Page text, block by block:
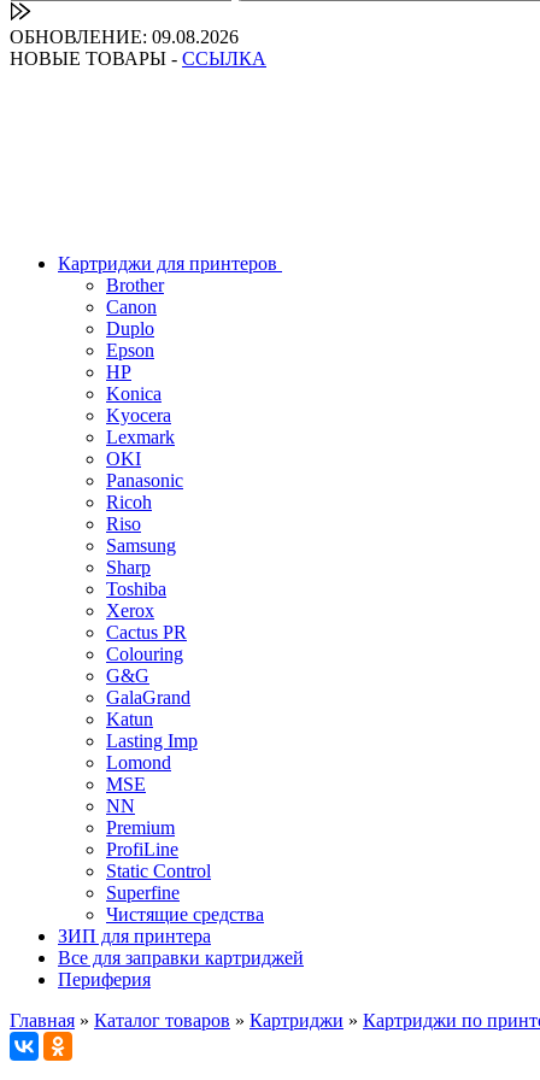
ОБНОВЛЕНИЕ: 09.08.2026
НОВЫЕ ТОВАРЫ - ССЫЛКА
Картриджи для принтеров
Brother
Canon
Duplo
Epson
HP
Konica
Kyocera
Lexmark
OKI
Panasonic
Ricoh
Riso
Samsung
Sharp
Toshiba
Xerox
Cactus PR
Colouring
G&G
GalaGrand
Katun
Lasting Imp
Lomond
MSE
NN
Premium
ProfiLine
Static Control
Superfine
Чистящие средства
ЗИП для принтера
Все для заправки картриджей
Периферия
Главная » Каталог товаров » Картриджи » Картриджи по